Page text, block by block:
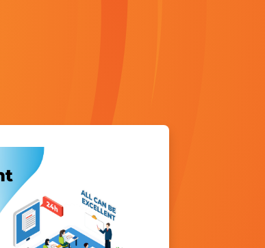
Masuk ke LMS SMAN